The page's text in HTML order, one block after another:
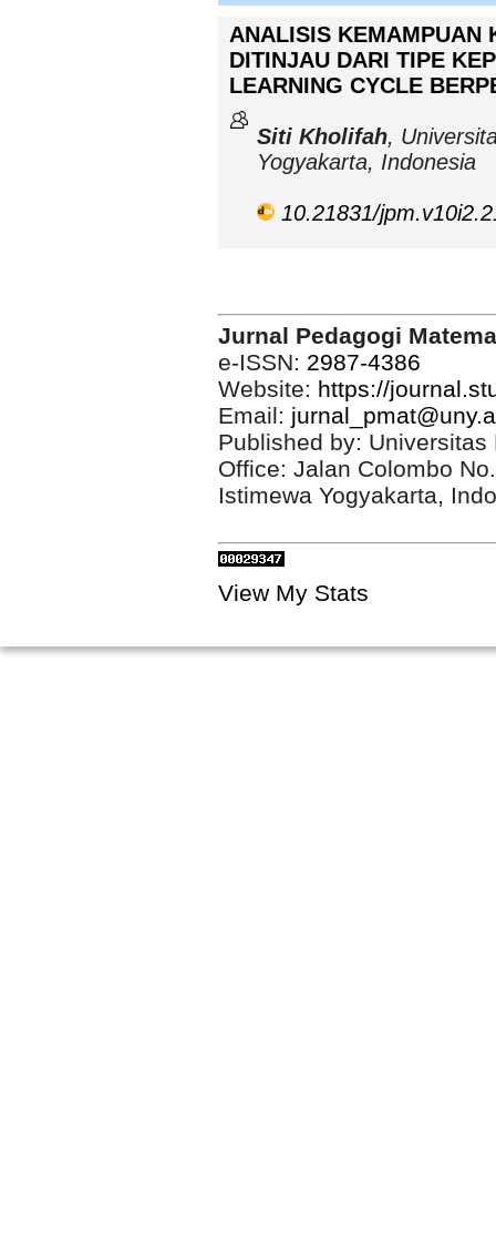
ANALISIS KEMAMPUAN
DITINJAU DARI TIPE
LEARNING CYCLE
Siti Kholifah,
Yogyakarta, Indonesia
10.21831/
Jurnal Pedagogi
e-ISSN: 2987-4386
Website: https://
Email:
Published by: Universitas
Office: Jalan Colombo
Istimewa Yogyakarta,
View My Stats